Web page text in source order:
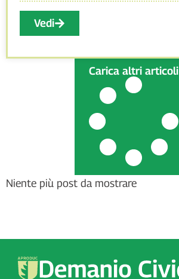
Vedi
Carica altri articoli
Niente più post da mostrare